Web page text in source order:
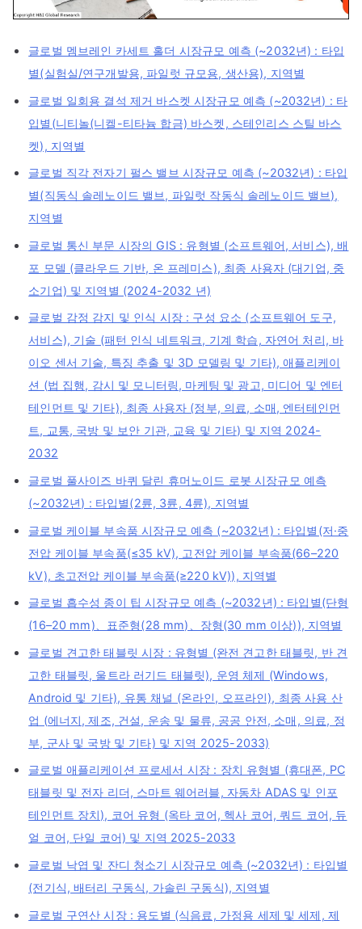
글로벌 멤브레인 카세트 홀더 시장규모 예측 (~2032년) : 타입
별(실험실/연구개발용, 파일럿 규모용, 생산용), 지역별
글로벌 일회용 결석 제거 바스켓 시장규모 예측 (~2032년) : 타
입별(니티놀(니켈-티타늄 합금) 바스켓, 스테인리스 스틸 바스
켓), 지역별
글로벌 직각 전자기 펄스 밸브 시장규모 예측 (~2032년) : 타입
별(직동식 솔레노이드 밸브, 파일럿 작동식 솔레노이드 밸브),
지역별
글로벌 통신 부문 시장의 GIS : 유형별 (소프트웨어, 서비스), 배
포 모델 (클라우드 기반, 온 프레미스), 최종 사용자 (대기업, 중
소기업) 및 지역별 (2024-2032 년)
글로벌 감정 감지 및 인식 시장 : 구성 요소 (소프트웨어 도구,
서비스), 기술 (패턴 인식 네트워크, 기계 학습, 자연어 처리, 바
이오 센서 기술, 특징 추출 및 3D 모델링 및 기타), 애플리케이
션 (법 집행, 감시 및 모니터링, 마케팅 및 광고, 미디어 및 엔터
테인먼트 및 기타), 최종 사용자 (정부, 의료, 소매, 엔터테인먼
트, 교통, 국방 및 보안 기관, 교육 및 기타) 및 지역 2024-
2032
글로벌 풀사이즈 바퀴 달린 휴머노이드 로봇 시장규모 예측
(~2032년) : 타입별(2륜, 3륜, 4륜), 지역별
글로벌 케이블 부속품 시장규모 예측 (~2032년) : 타입별(저·중
전압 케이블 부속품(≤35 kV), 고전압 케이블 부속품(66–220
kV), 초고전압 케이블 부속품(≥220 kV)), 지역별
글로벌 흡수성 종이 팁 시장규모 예측 (~2032년) : 타입별(단형
(16–20 mm)、표준형(28 mm)、장형(30 mm 이상)), 지역별
글로벌 견고한 태블릿 시장 : 유형별 (완전 견고한 태블릿, 반 견
고한 태블릿, 울트라 러기드 태블릿), 운영 체제 (Windows,
Android 및 기타), 유통 채널 (온라인, 오프라인), 최종 사용 산
업 (에너지, 제조, 건설, 운송 및 물류, 공공 안전, 소매, 의료, 정
부, 군사 및 국방 및 기타) 및 지역 2025-2033)
글로벌 애플리케이션 프로세서 시장 : 장치 유형별 (휴대폰, PC
태블릿 및 전자 리더, 스마트 웨어러블, 자동차 ADAS 및 인포
테인먼트 장치), 코어 유형 (옥타 코어, 헥사 코어, 쿼드 코어, 듀
얼 코어, 단일 코어) 및 지역 2025-2033
글로벌 낙엽 및 잔디 청소기 시장규모 예측 (~2032년) : 타입별
(전기식, 배터리 구동식, 가솔린 구동식), 지역별
글로벌 구연산 시장 : 용도별 (식음료, 가정용 세제 및 세제, 제